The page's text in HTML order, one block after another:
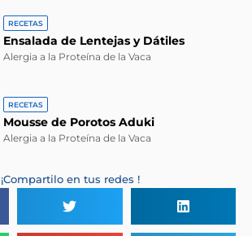
RECETAS
Ensalada de Lentejas y Dátiles
Alergia a la Proteína de la Vaca
RECETAS
Mousse de Porotos Aduki
Alergia a la Proteína de la Vaca
¡Compartilo en tus redes !